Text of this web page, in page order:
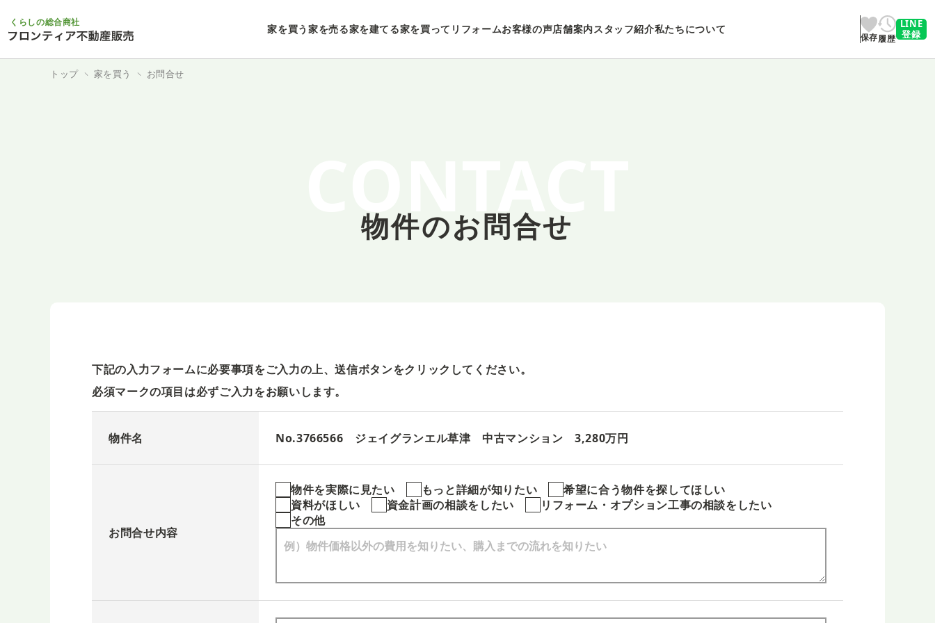
くらしの総合商社
家を買う 家を売る家を建てる家を買ってリフォームお客様の声店舗案内スタッフ紹介私たちについて
保存履歴
LINE
登録
トップ 家を買う お問合せ
物件のお問合せ
下記の入力フォームに必要事項をご入力の上、送信ボタンをクリックしてください。
必須マークの項目は必ずご入力をお願いします。
物件名 No.3766566 ジェイグランエル草津 中古マンション 3,280万円
お問合せ内容
物件を実際に見たい もっと詳細が知りたい
希望に合う物件を探してほしい
資料がほしい
資金計画の相談をしたい
リフォーム・オプション工事の相談をしたい
その他